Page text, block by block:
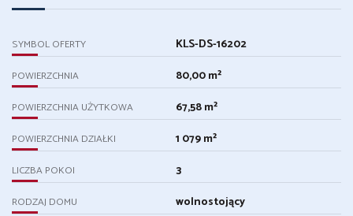
SYMBOL OFERTY KLS-DS-16202
POWIERZCHNIA 80,00 m²
POWIERZCHNIA UŻYTKOWA 67,58 m²
POWIERZCHNIA DZIAŁKI 1 079 m²
LICZBA POKOI 3
RODZAJ DOMU wolnostojący